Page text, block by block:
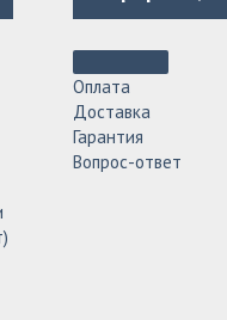
Оплата
Доставка
Гарантия
Вопрос-ответ